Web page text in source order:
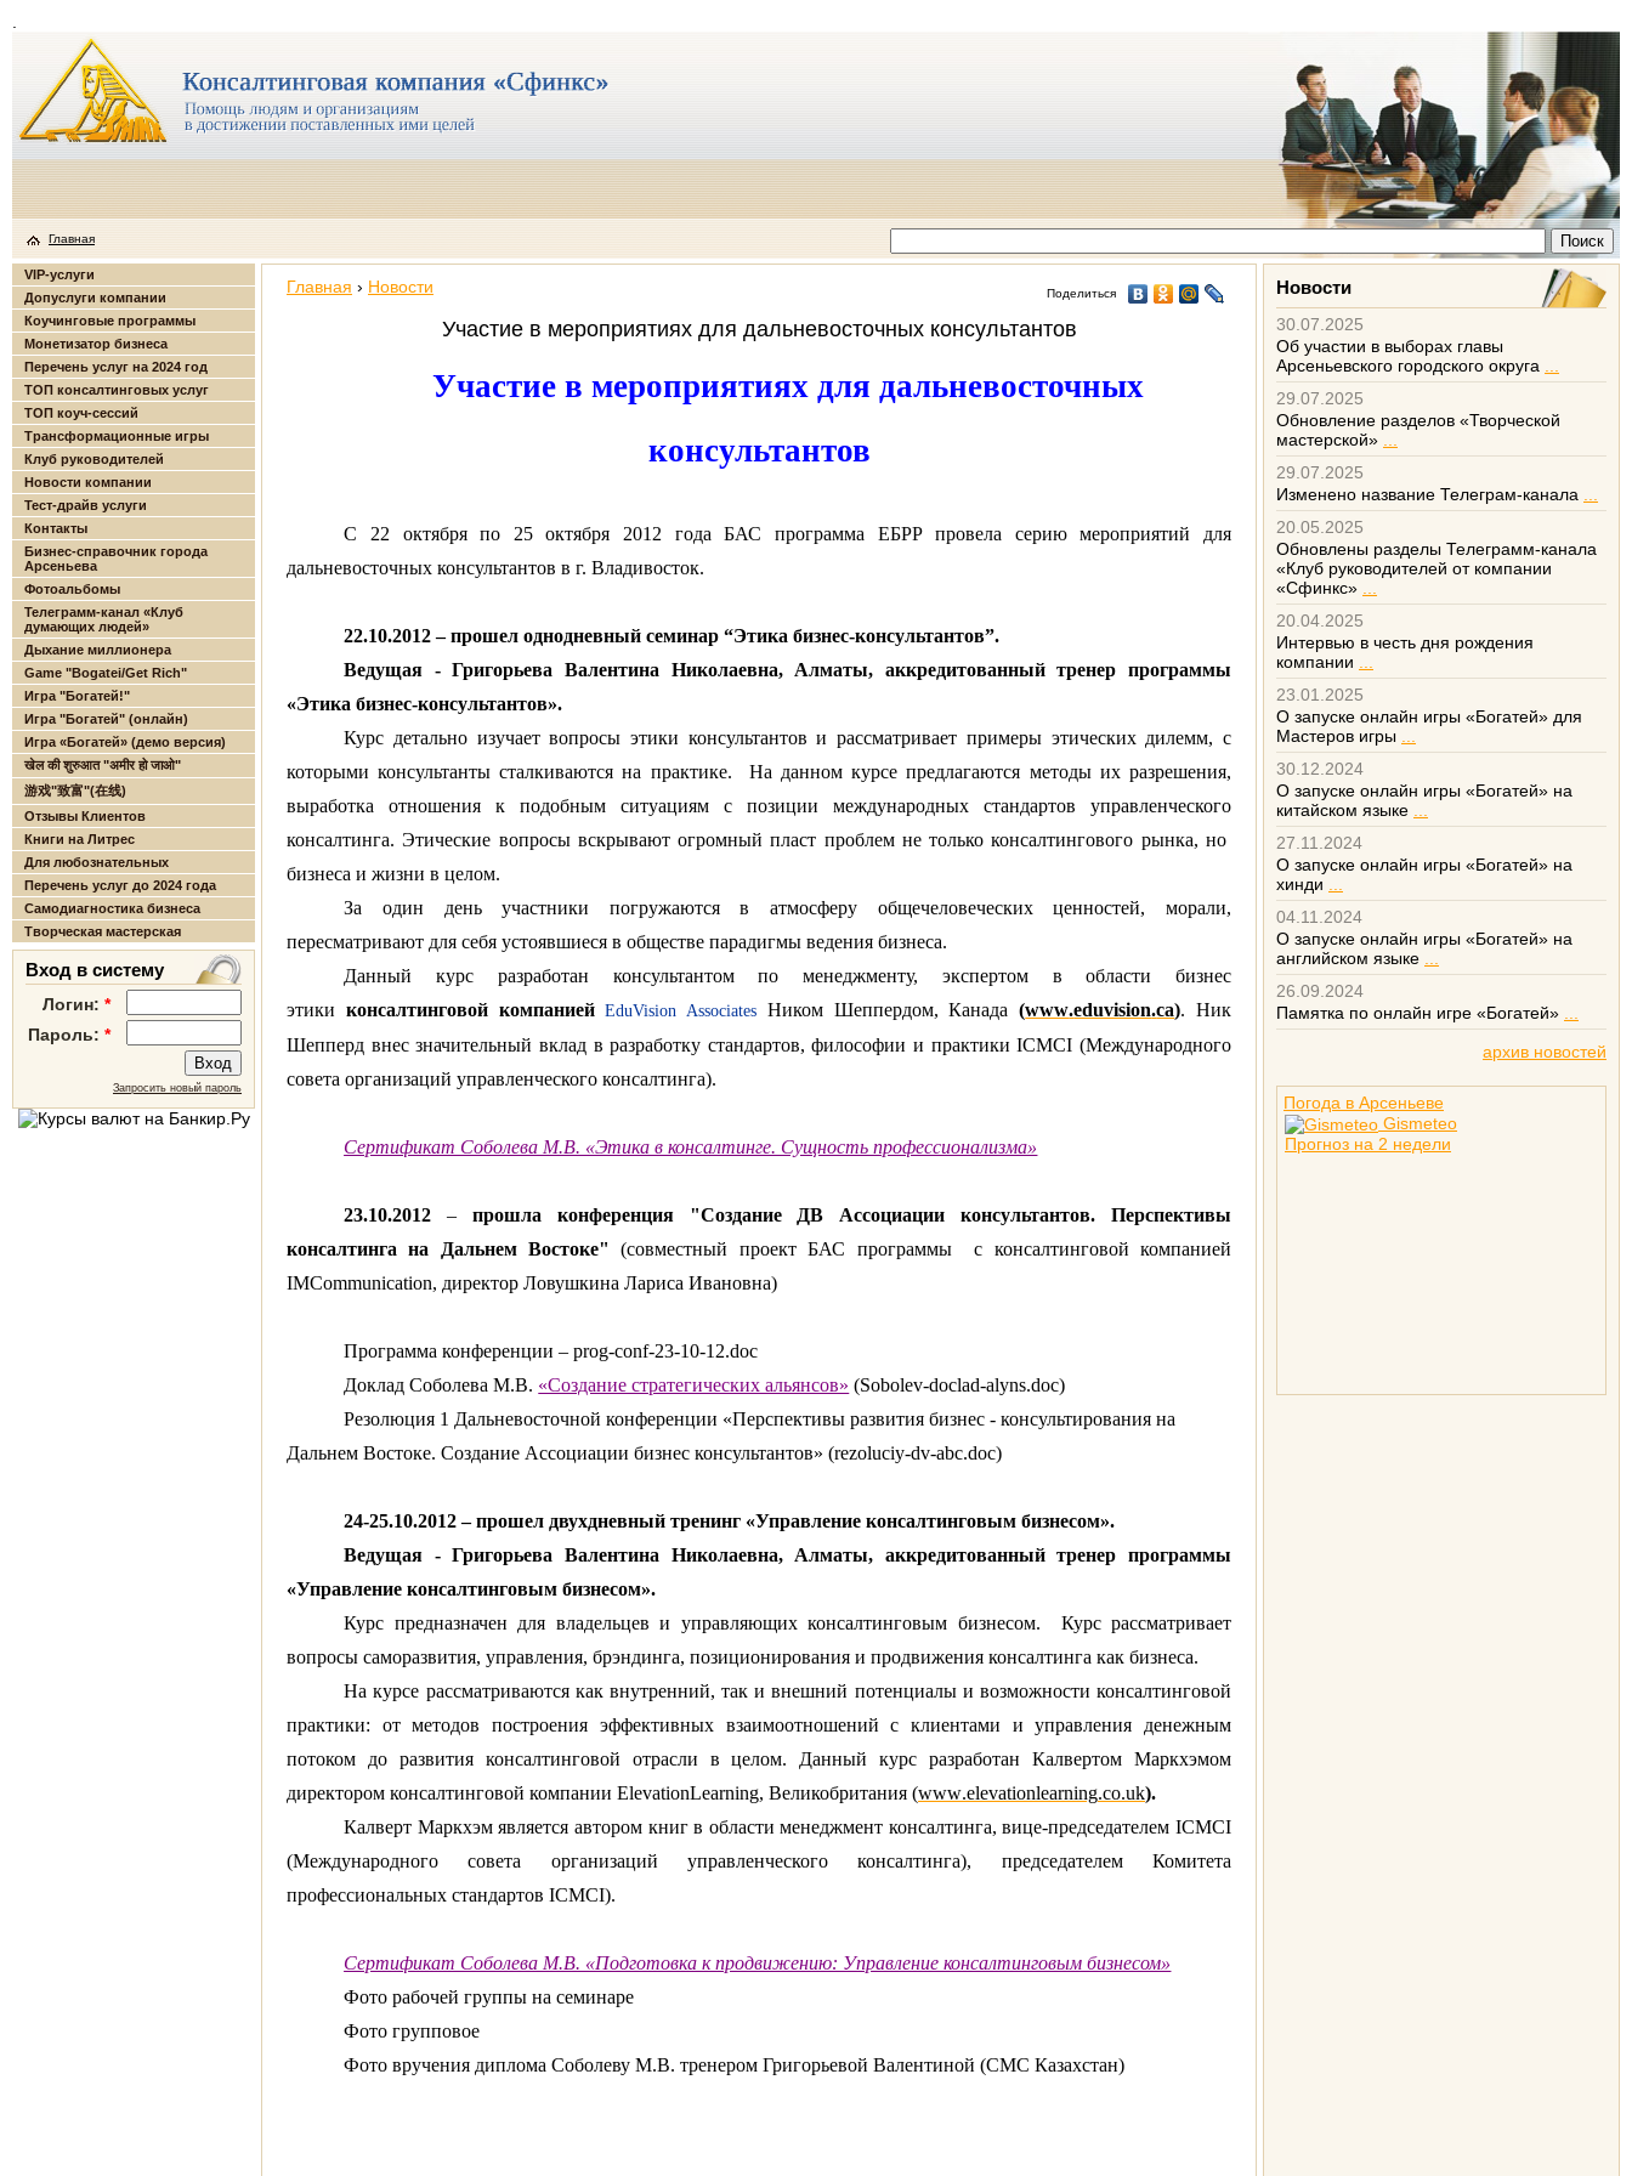
Главная
VIP-услуги
Допуслуги компании
Коучинговые программы
Монетизатор бизнеса
Перечень услуг на 2024 год
ТОП консалтинговых услуг
ТОП коуч-сессий
Трансформационные игры
Клуб руководителей
Новости компании
Тест-драйв услуги
Контакты
Бизнес-справочник города
Арсеньева
Фотоальбомы
Телеграмм-канал «Клуб
думающих людей»
Дыхание миллионера
Game "Bogatei/Get Rich"
Игра "Богатей!"
Игра "Богатей" (онлайн)
Игра «Богатей» (демо версия)
खेल की शुरुआत "अमीर हो जाओ"
游戏"致富"(在线)
Отзывы Клиентов
Книги на Литрес
Для любознательных
Перечень услуг до 2024 года
Самодиагностика бизнеса
Творческая мастерская
Вход в систему
Логин: *
Пароль: *
Запросить новый пароль
Поделиться
Главная › Новости
Участие в мероприятиях для дальневосточных консультантов
Участие в мероприятиях для дальневосточных
консультантов
С 22 октября по 25 октября 2012 года БАС программа ЕБРР провела серию мероприятий для
дальневосточных консультантов в г. Владивосток.
22.10.2012 – прошел однодневный семинар “Этика бизнес-консультантов”.
Ведущая - Григорьева Валентина Николаевна, Алматы, аккредитованный тренер программы
«Этика бизнес-консультантов».
Курс детально изучает вопросы этики консультантов и рассматривает примеры этических дилемм, с
которыми консультанты сталкиваются на практике. На данном курсе предлагаются методы их разрешения,
выработка отношения к подобным ситуациям с позиции международных стандартов управленческого
консалтинга. Этические вопросы вскрывают огромный пласт проблем не только консалтингового рынка, но
бизнеса и жизни в целом.
За один день участники погружаются в атмосферу общечеловеческих ценностей, морали,
пересматривают для себя устоявшиеся в обществе парадигмы ведения бизнеса.
Данный курс разработан консультантом по менеджменту, экспертом в области бизнес
этики консалтинговой компаниейEduVision Associates Ником Шеппердом, Канада(www.eduvision.ca). Ник
Шепперд внес значительный вклад в разработку стандартов, философии и практикиICMCI (Международного
совета организаций управленческого консалтинга).
Сертификат Соболева М.В. «Этика в консалтинге. Сущность профессионализма»
23.10.2012 – прошла конференция "Создание ДВ Ассоциации консультантов. Перспективы
консалтинга на Дальнем Востоке"
(совместный проект БАС программы
с консалтинговой компанией
IMCommunication, директор Ловушкина Лариса Ивановна)
Программа конференции –prog-conf-23-10-12.doc
Доклад Соболева М.В. «Создание стратегических альянсов» (Sobolev-doclad-alyns.doc)
Резолюция 1 Дальневосточной конференции «Перспективы развития бизнес - консультирования на
Дальнем Востоке. Создание Ассоциации бизнес консультантов» (rezoluciy-dv-abc.doc)
24-25.10.2012 – прошел двухдневный тренинг «Управление консалтинговым бизнесом».
Ведущая - Григорьева Валентина Николаевна, Алматы, аккредитованный тренер программы
«Управление консалтинговым бизнесом».
Курс предназначен для владельцев и управляющих консалтинговым бизнесом.
Курс рассматривает
вопросы саморазвития, управления, брэндинга, позиционирования и продвижения консалтинга как бизнеса.
На курсе рассматриваются как внутренний, так и внешний потенциалы и возможности консалтинговой
практики: от методов построения эффективных взаимоотношений с клиентами и управления денежным
потоком до развития консалтинговой отрасли в целом. Данный курс разработан Калвертом Маркхэмом
директором консалтинговой компании ElevationLearning, Великобритания (www.elevationlearning.co.uk).
Калверт Маркхэм является автором книг в области менеджмент консалтинга, вице-председателем ICMCI
(Международного совета организаций управленческого консалтинга), председателем Комитета
профессиональных стандартов ICMCI).
Сертификат Соболева М.В. «Подготовка к продвижению: Управление консалтинговым бизнесом»
Фото рабочей группы на семинаре
Фото групповое
Фото вручения диплома Соболеву М.В. тренером Григорьевой Валентиной (СМС Казахстан)
Новости
30.07.2025
Об участии в выборах главы
Арсеньевского городского округа
29.07.2025
Обновление разделов «Творческой
мастерской»
29.07.2025
Изменено название Телеграм-канала
20.05.2025
Обновлены разделы Телеграмм-канала
«Клуб руководителей от компании
«Сфинкс»
20.04.2025
Интервью в честь дня рождения
компании
23.01.2025
О запуске онлайн игры «Богатей» для
Мастеров игры
30.12.2024
О запуске онлайн игры «Богатей» на
китайском языке
27.11.2024
О запуске онлайн игры «Богатей» на
хинди
04.11.2024
О запуске онлайн игры «Богатей» на
английском языке
26.09.2024
Памятка по онлайн игре «Богатей»
архив новостей
Погода в Арсеньеве
Gismeteo
Прогноз на 2 недели